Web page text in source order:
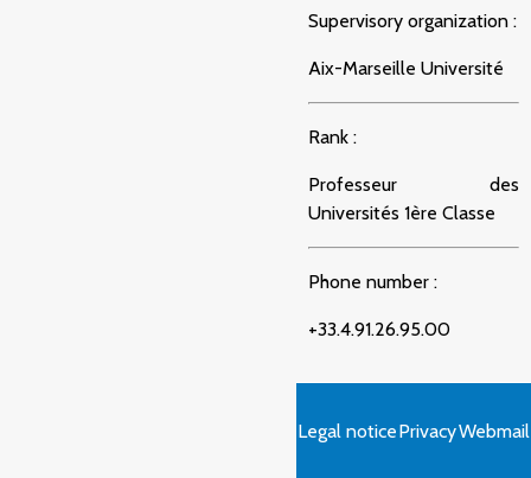
Supervisory organization :
Aix-Marseille Université
Rank :
Professeur des
Universités 1ère Classe
Phone number :
+33.4.91.26.95.00
Legal noticePrivacyWebmail